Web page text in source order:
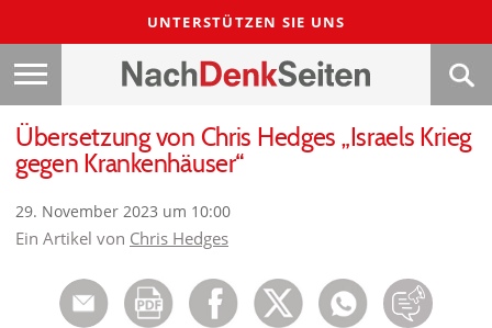
UNTERSTÜTZEN SIE UNS
Übersetzung von Chris Hedges „Israels Krieg
gegen Krankenhäuser“
29. November 2023 um 10:00
Ein Artikel von Chris Hedges